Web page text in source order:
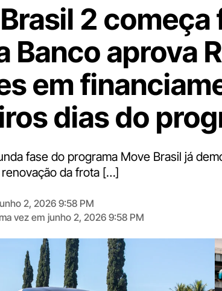
2 começa
Banco aprova
em
dias do
fase do programa Move Brasil já
da frota […]
2, 2026 9:58 PM
vez em junho 2, 2026 9:58 PM
o